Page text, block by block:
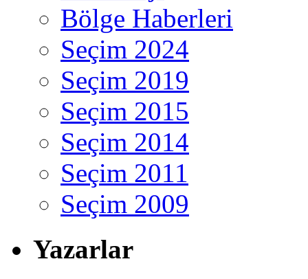
Bölge Haberleri
Seçim 2024
Seçim 2019
Seçim 2015
Seçim 2014
Seçim 2011
Seçim 2009
Yazarlar